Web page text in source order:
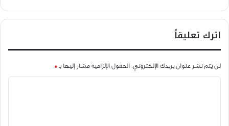
اترك تعليقاً
لن يتم نشر عنوان بريدك الإلكتروني. الحقول الإلزامية مشار إليها بـ*